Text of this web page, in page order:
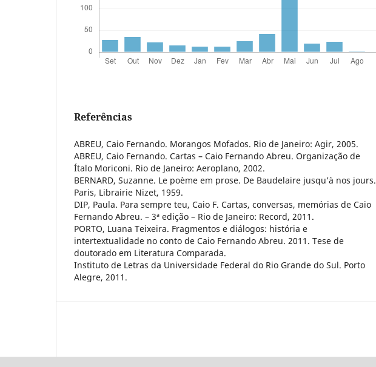
Referências
ABREU, Caio Fernando. Morangos Mofados. Rio de Janeiro: Agir, 2005.
ABREU, Caio Fernando. Cartas – Caio Fernando Abreu. Organização de
Ítalo Moriconi. Rio de Janeiro: Aeroplano, 2002.
BERNARD, Suzanne. Le poème em prose. De Baudelaire jusqu’à nos jours.
Paris, Librairie Nizet, 1959.
DIP, Paula. Para sempre teu, Caio F. Cartas, conversas, memórias de Caio
Fernando Abreu. – 3ª edição – Rio de Janeiro: Record, 2011.
PORTO, Luana Teixeira. Fragmentos e diálogos: história e
intertextualidade no conto de Caio Fernando Abreu. 2011. Tese de
doutorado em Literatura Comparada.
Instituto de Letras da Universidade Federal do Rio Grande do Sul. Porto
Alegre, 2011.